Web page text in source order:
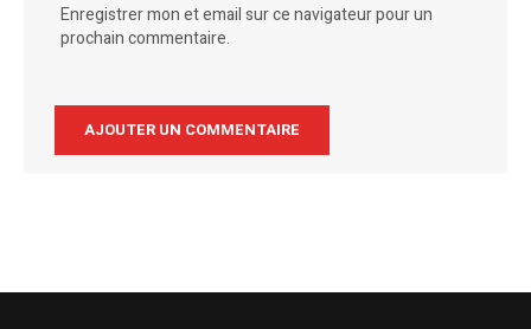
Enregistrer mon et email sur ce navigateur pour un
prochain commentaire.